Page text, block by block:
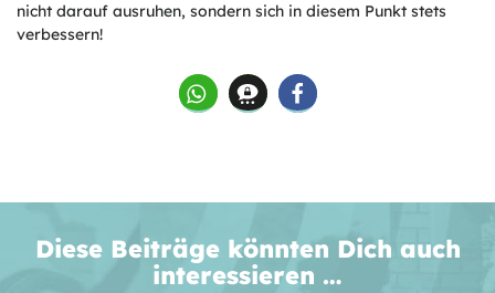
nicht darauf ausruhen, sondern sich in diesem Punkt stets
verbessern!
Diese Beiträge könnten Dich auch
interessieren …